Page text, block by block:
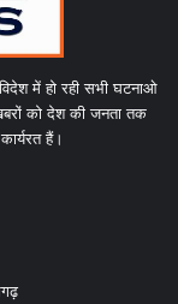
में हो रही सभी घटनाओ
को देश की जनता तक
हैं।